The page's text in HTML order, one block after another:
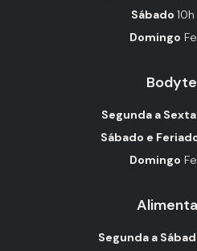
Sábado
Domingo
Segunda a Sexta
Sábado e
Domingo
Segunda a